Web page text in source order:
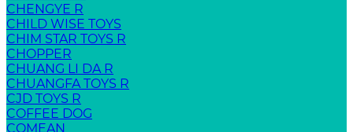
CHENGYE R
CHILD WISE TOYS
CHIM STAR TOYS R
CHOPPER
CHUANG LI DA R
CHUANGFA TOYS R
CJD TOYS R
COFFEE DOG
COMEAN